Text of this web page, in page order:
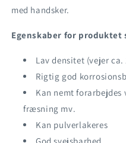
med handsker.
Egenskaber for produktet
Lav densitet (vejer
Rigtig god
Kan nemt
fræsning mv.
Kan pulverlakeres